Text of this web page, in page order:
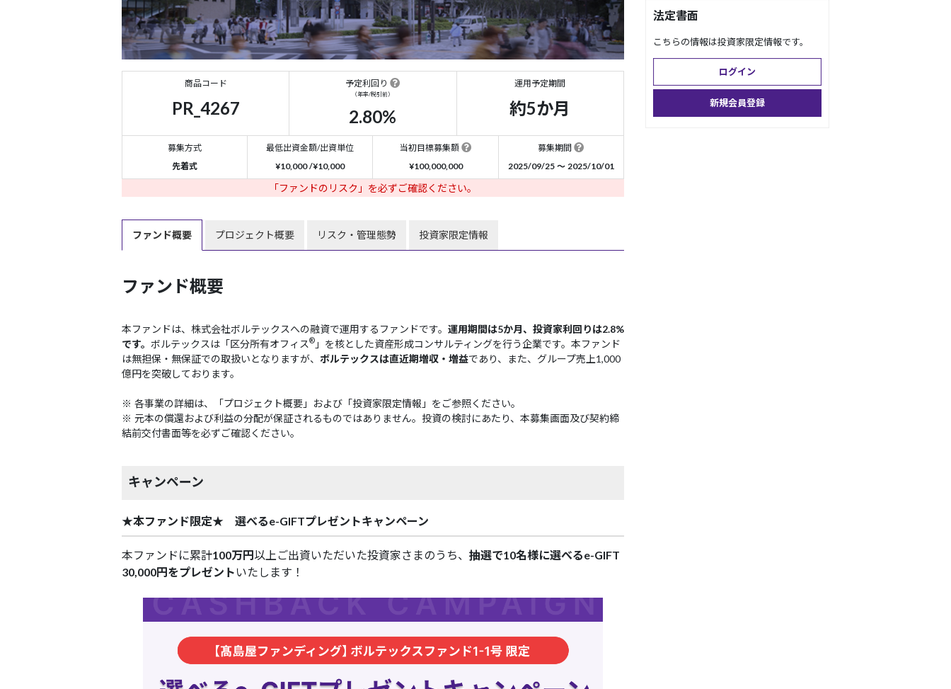
商品コード
PR_4267
予定利回り
（年率/税引前）
2.80%
運用予定期間
約5か月
募集方式
先着式
最低出資金額/出資単位
¥10,000 /¥10,000
当初目標募集額
¥100,000,000
募集期間
2025/09/25 〜 2025/10/01
「ファンドのリスク」を必ずご確認ください。
ファンド概要 プロジェクト概要 リスク・管理態勢 投資家限定情報
ファンド概要
本ファンドは、株式会社ボルテックスへの融資で運用するファンドです。 運用期間は5か月、投資家利回りは2.8%
です。 ボルテックスは「区分所有オフィス® 」を核とした資産形成コンサルティングを行う企業です。本ファンド
は無担保・無保証での取扱いとなりますが、 ボルテックスは直近期増収・増益であり、また、グループ売上1,000
億円を突破しております。
※ 各事業の詳細は、「プロジェクト概要」および「投資家限定情報」をご参照ください。
※ 元本の償還および利益の分配が保証されるものではありません。投資の検討にあたり、本募集画面及び契約締
結前交付書面等を必ずご確認ください。
キャンペーン
★本ファンド限定★ 選べるe-GIFTプレゼントキャンペーン
本ファンドに累計100万円以上ご出資いただいた投資家さまのうち、 抽選で10名様に選べるe-GIFT
30,000円をプレゼント いたします！
法定書面
こちらの情報は投資家限定情報です。
ログイン
新規会員登録